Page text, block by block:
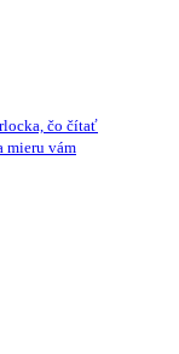
čo čítať
mieru vám